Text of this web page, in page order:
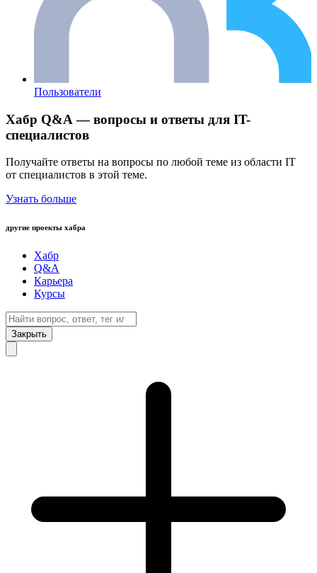
Пользователи
Хабр Q&A — вопросы и ответы для IT-
специалистов
Получайте ответы на вопросы по любой теме из области IT
от специалистов в этой теме.
Узнать больше
другие проекты хабра
Хабр
Q&A
Карьера
Курсы
Закрыть